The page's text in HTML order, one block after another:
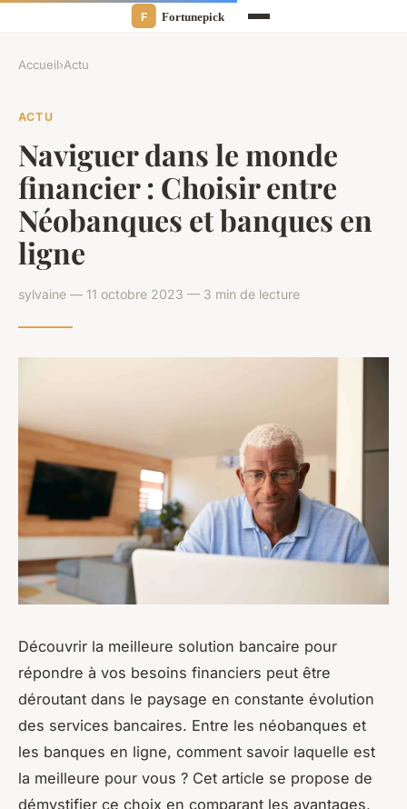
Accueil›Actu
ACTU
Naviguer dans le monde
financier : Choisir entre
Néobanques et banques en
ligne
sylvaine — 11 octobre 2023 — 3 min de lecture
Découvrir la meilleure solution bancaire pour
répondre à vos besoins financiers peut être
déroutant dans le paysage en constante évolution
des services bancaires. Entre les néobanques et
les banques en ligne, comment savoir laquelle est
la meilleure pour vous ? Cet article se propose de
démystifier ce choix en comparant les avantages,